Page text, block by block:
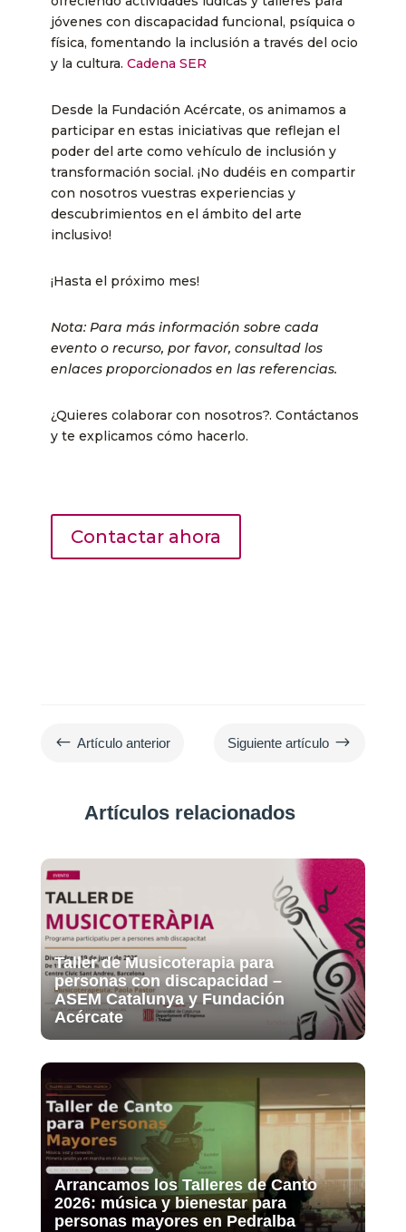
jóvenes con discapacidad funcional, psíquica o
física, fomentando la inclusión a través del ocio
y la cultura. ​ Cadena SER
Desde la Fundación Acércate, os animamos a
participar en estas iniciativas que reflejan el
poder del arte como vehículo de inclusión y
transformación social. ¡No dudéis en compartir
con nosotros vuestras experiencias y
descubrimientos en el ámbito del arte
inclusivo!
¡Hasta el próximo mes!
Nota: Para más información sobre cada
evento o recurso, por favor, consultad los
enlaces proporcionados en las referencias.
¿Quieres colaborar con nosotros?. Contáctanos
y te explicamos cómo hacerlo.
Contactar ahora
# Artículo anterior Siguiente artículo $
Artículos relacionados
Taller de Musicoterapia para
personas con discapacidad –
ASEM Catalunya y Fundación
Acércate
Arrancamos los Talleres de Canto
2026: música y bienestar para
personas mayores en Pedralba